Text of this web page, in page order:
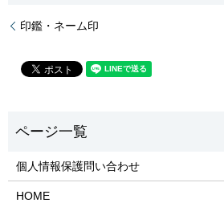
印鑑・ネーム印
個人情報保護問い合わせ
HOME